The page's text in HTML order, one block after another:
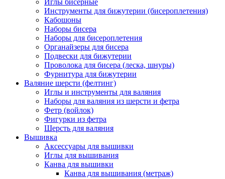
Иглы бисерные
Инструменты для бижутерии (бисероплетения)
Кабошоны
Наборы бисера
Наборы для бисероплетения
Органайзеры для бисера
Подвески для бижутерии
Проволока для бисера (леска, шнуры)
Фурнитура для бижутерии
Валяние шерсти (фелтинг)
Иглы и инструменты для валяния
Наборы для валяния из шерсти и фетра
Фетр (войлок)
Фигурки из фетра
Шерсть для валяния
Вышивка
Аксессуары для вышивки
Иглы для вышивания
Канва для вышивки
Канва для вышивания (метраж)